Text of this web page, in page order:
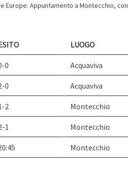
Europe. Appuntamento a Montecchio, con
LUOGO
0 Acquaviva
0 Acquaviva
2 Montecchio
1 Montecchio
Montecchio